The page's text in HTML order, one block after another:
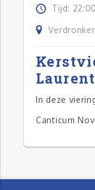
Tijd:
In deze
Canticum